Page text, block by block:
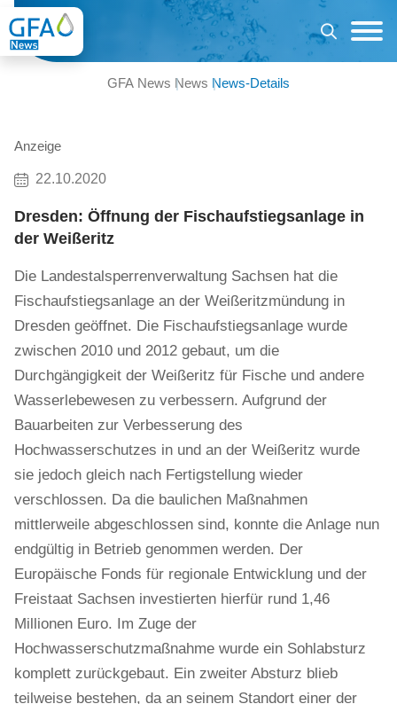
GFA News News News-Details
Anzeige
22.10.2020
Dresden: Öffnung der Fischaufstiegsanlage in
der Weißeritz
Die Landestalsperrenverwaltung Sachsen hat die
Fischaufstiegsanlage an der Weißeritzmündung in
Dresden geöffnet. Die Fischaufstiegsanlage wurde
zwischen 2010 und 2012 gebaut, um die
Durchgängigkeit der Weißeritz für Fische und andere
Wasserlebewesen zu verbessern. Aufgrund der
Bauarbeiten zur Verbesserung des
Hochwasserschutzes in und an der Weißeritz wurde
sie jedoch gleich nach Fertigstellung wieder
verschlossen. Da die baulichen Maßnahmen
mittlerweile abgeschlossen sind, konnte die Anlage nun
endgültig in Betrieb genommen werden. Der
Europäische Fonds für regionale Entwicklung und der
Freistaat Sachsen investierten hierfür rund 1,46
Millionen Euro. Im Zuge der
Hochwasserschutzmaßnahme wurde ein Sohlabsturz
komplett zurückgebaut. Ein zweiter Absturz blieb
teilweise bestehen, da an seinem Standort einer der